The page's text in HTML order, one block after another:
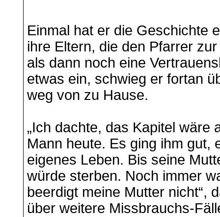
Einmal hat er die Geschichte
ihre Eltern, die den Pfarrer
als dann noch eine
etwas ein, schwieg er fortan
weg von zu Hause.
„Ich dachte, das Kapitel wäre
Mann heute. Es ging ihm gut,
eigenes Leben. Bis seine
würde sterben. Noch immer
beerdigt meine Mutter nicht“,
über weitere Missbrauchs-